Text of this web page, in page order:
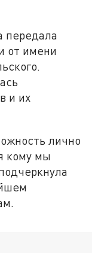
передала
от имени
и их
лично
кому мы